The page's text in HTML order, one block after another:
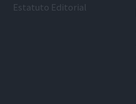
Estatuto Editorial